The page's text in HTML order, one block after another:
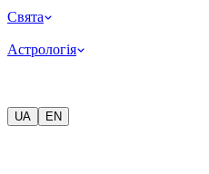
Свята
Астрологія
UA EN